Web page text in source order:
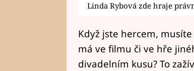
Linda Rybová zde hraje
Když jste hercem,
má ve filmu či ve hře
divadelním kusu? To